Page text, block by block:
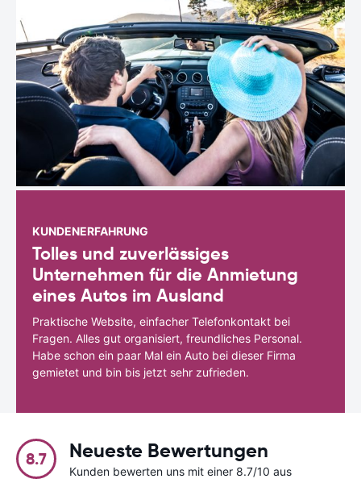
KUNDENERFAHRUNG
Tolles und zuverlässiges
Unternehmen für die Anmietung
eines Autos im Ausland
Praktische Website, einfacher Telefonkontakt bei
Fragen. Alles gut organisiert, freundliches Personal.
Habe schon ein paar Mal ein Auto bei dieser Firma
gemietet und bin bis jetzt sehr zufrieden.
8.7 Neueste Bewertungen
Kunden bewerten uns mit einer 8.7/10 aus